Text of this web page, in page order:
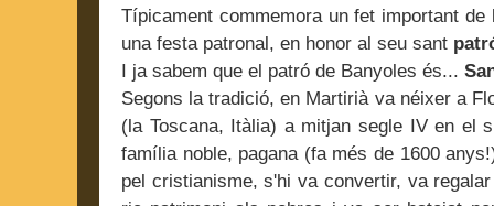
Típicament commemora un fet important
una festa patronal, en honor al seu sant
I ja sabem que el patró de Banyoles és...
Segons la tradició, en Martirià va néixer a
(la Toscana, Itàlia) a mitjan segle IV en el
família noble, pagana (fa més de 1600
pel cristianisme, s'hi va convertir, va